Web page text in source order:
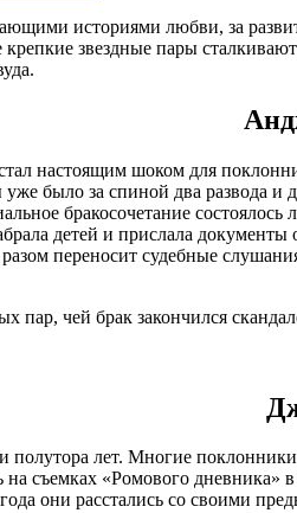
историями любви, за
звездные пары
настоящим шоком для
было за спиной два развода и
бракосочетание состоялось
детей и прислала
переносит судебные
полутора лет. Многие
на съемках «Ромового
они расстались со своими